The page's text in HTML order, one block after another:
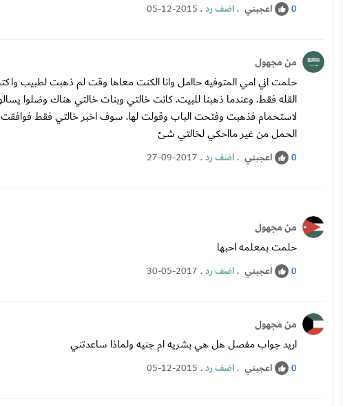
0 اعجبني .اضف رد.
05-12-2015
من مجهول
حلمت اني امي المتوفيه حاامل وانا الكنت معاها وقت لم ذهبت لطبيب
القله فقط. وعندما ذهبنا للبيت. كانت خالتي وبنات خالتي هناك وضلوا
لاستحمام فذهبت وفتحت الباب وقولت لها. سوف اخبر خالتي فقط فوافقت
الحمل من غير مااحكي لخالتي شئ
0 اعجبني .اضف رد.
27-09-2017
من مجهول
حلمت بمعلمه احبها
0 اعجبني .اضف رد.
30-05-2017
من مجهول
اريد جواب مفصل هل هي بشريه ام جنيه ولماذا ساعدتني
0 اعجبني .اضف رد.
05-12-2015